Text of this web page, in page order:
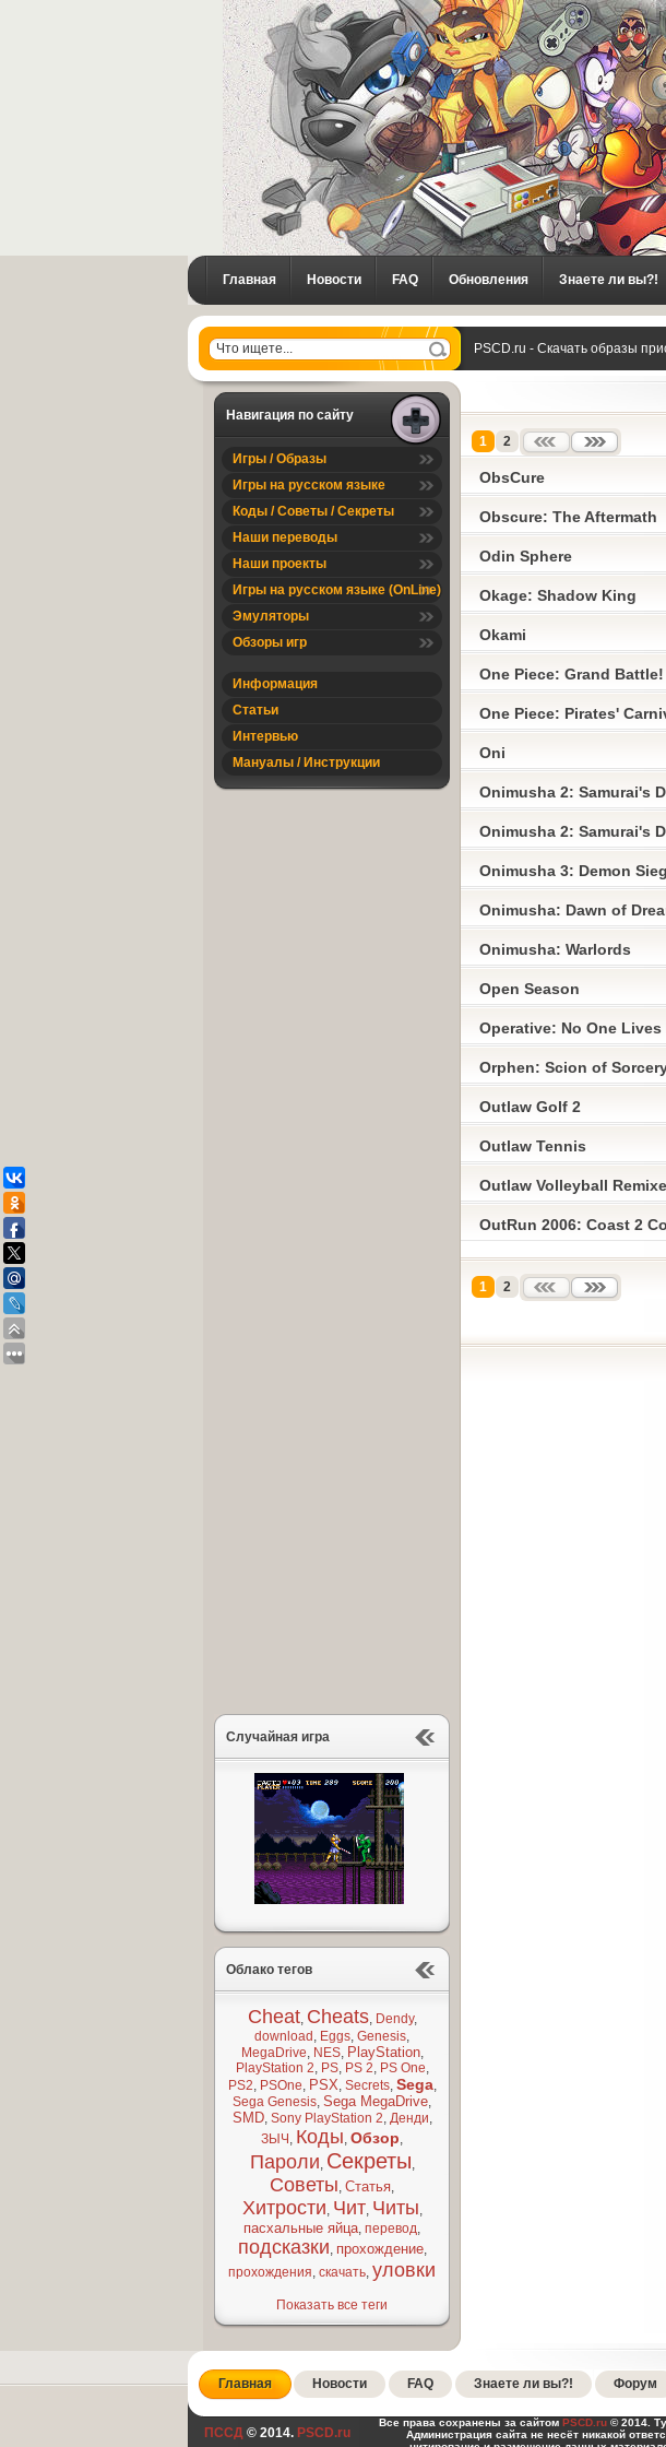
Главная Новости FAQ Обновления Знаете ли вы?!
PSCD.ru - Скачать образы
Навигация по сайту
Игры / Образы
Игры на русском языке
Коды / Советы / Секреты
Наши переводы
Наши проекты
Игры на русском языке (OnLine)
Эмуляторы
Обзоры игр
Информация
Статьи
Интервью
Мануалы / Инструкции
Случайная игра
Облако тегов
Cheat, Cheats, Dendy,
download , Eggs, Genesis,
MegaDrive, NES, PlayStation,
PlayStation 2, PS, PS 2, PS One,
PS2, PSOne, PSX, Secrets, Sega,
Sega Genesis, Sega MegaDrive,
SMD, Sony PlayStation 2, Денди,
ЗЫЧ , Коды, Обзор,
Пароли, Секреты,
Советы, Статья,
Хитрости, Чит, Читы,
пасхальные яйца, перевод,
подсказки, прохождение,
прохождения, скачать, уловки
Показать все теги
1 2
ObsCure
Obscure: The Aftermath
Odin Sphere
Okage: Shadow King
Okami
One Piece: Grand
One Piece: Pirates'
Oni
Onimusha 2: Samurai's
Onimusha 2: Samurai's
Onimusha 3: Demon
Onimusha: Dawn of
Onimusha: Warlords
Open Season
Operative: No One Lives
Orphen: Scion of
Outlaw Golf 2
Outlaw Tennis
Outlaw Volleyball
OutRun 2006: Coast 2
1 2
Главная Новости FAQ Знаете ли вы?! Форум
ПССД © 2014. PSCD.ru
Все права сохранены за сайтом PSCD.ru © 2014.
Администрация сайта не несёт никакой